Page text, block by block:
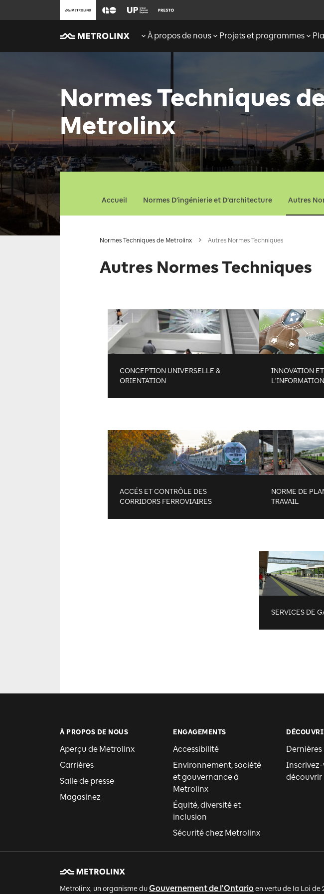
À propos de nous Projets et programmes
Normes Techniques
Metrolinx
Accueil Normes D’ingénierie et D’architecture Autres
Normes Techniques de Metrolinx Autres Normes Techniques
Autres Normes Techniques
CONCEPTION UNIVERSELLE &
ORIENTATION
INNOVATION
L'INFORMATION
ACCÉS ET CONTRÔLE DES
CORRIDORS FERROVIAIRES
NORME DE
TRAVAIL
SERVICES DE
À PROPOS DE NOUS
Aperçu de Metrolinx
Carrières
Salle de presse
Magasinez
ENGAGEMENTS
Accessibilité
Environnement, société
et gouvernance à
Metrolinx
Équité, diversité et
inclusion
Sécurité chez Metrolinx
découvrir
Metrolinx, un organisme duGouvernement de l'Ontario en vertu de la Loi de